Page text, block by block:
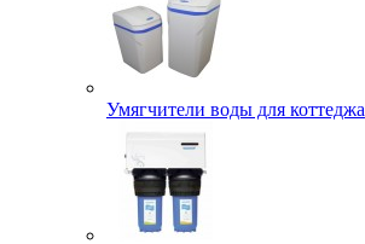
Умягчители воды для коттеджа